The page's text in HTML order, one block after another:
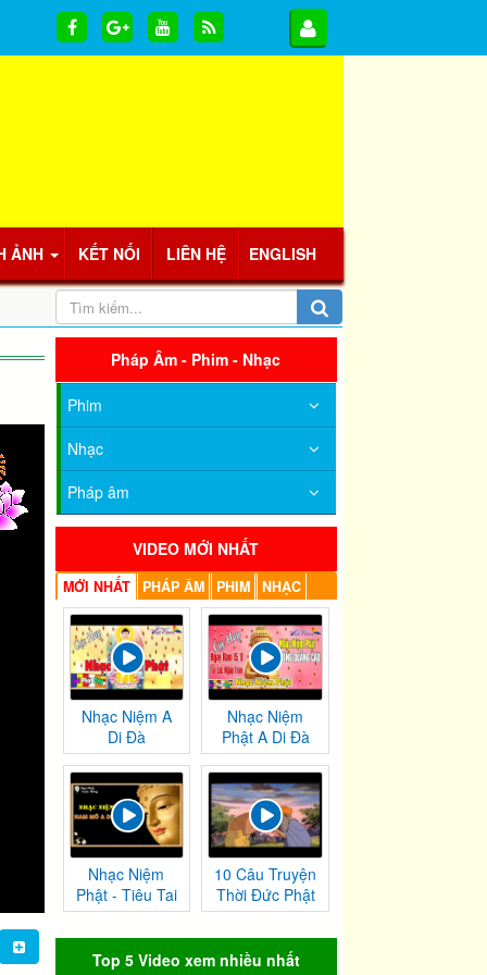
ẢNH KẾT NỐI LIÊN HỆ ENGLISH
Pháp Âm - Phim - Nhạc
Phim
Nhạc
Pháp âm
VIDEO MỚI NHẤT
MỚI NHẤT PHÁP ÂM PHIM NHẠC
Nhạc Niệm A
Di Đà
Nhạc Niệm
Phật A Di Đà
Nhạc Niệm
Phật - Tiêu Tai
Nghiệp
Chướng
10 Câu Truyện
Thời Đức Phật
Tại Thế
Top 5 Video xem nhiều nhất